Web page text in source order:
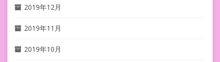
2019年12月
2019年11月
2019年10月